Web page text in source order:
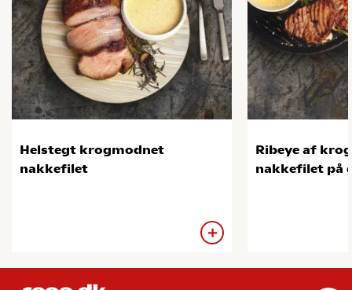
Helstegt krogmodnet
nakkefilet
Ribeye af
nakkefilet på